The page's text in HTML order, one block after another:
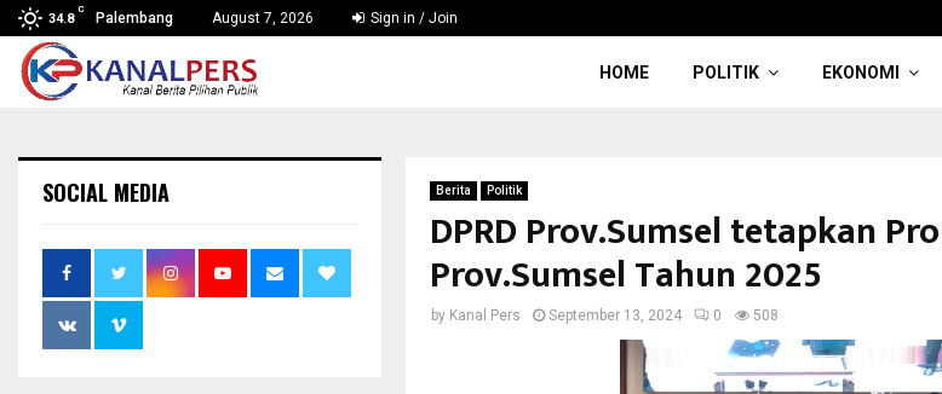
34.8
C
Palembang August 7, 2026 Sign in / Join
HOME POLITIK EKONOMI
Berita Politik
DPRD Prov.Sumsel tetapkan
Prov.Sumsel Tahun 2025
by Kanal Pers September 13, 2024 0 508
SOCIAL MEDIA